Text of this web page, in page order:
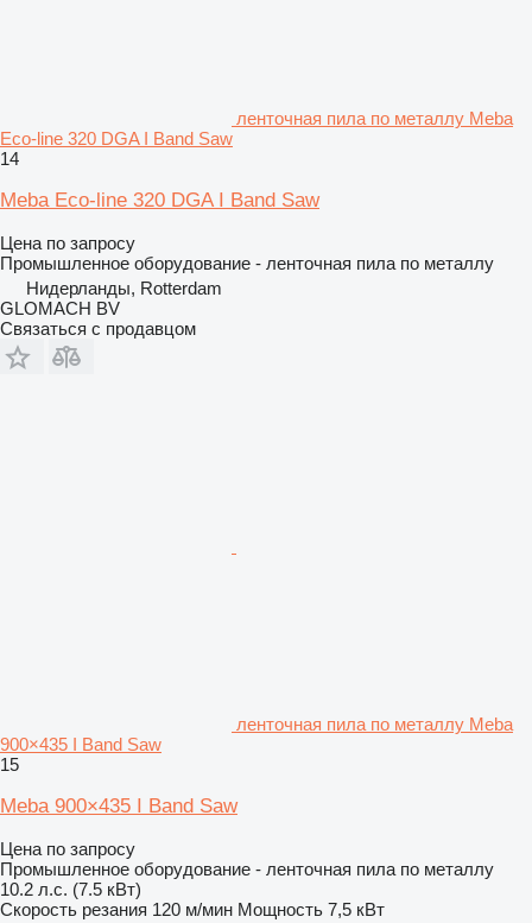
ленточная пила по металлу Meba
Eco-line 320 DGA I Band Saw
14
Meba Eco-line 320 DGA I Band Saw
Цена по запросу
Промышленное оборудование - ленточная пила по металлу
Нидерланды, Rotterdam
GLOMACH BV
Связаться с продавцом
ленточная пила по металлу Meba
900×435 I Band Saw
15
Meba 900×435 I Band Saw
Цена по запросу
Промышленное оборудование - ленточная пила по металлу
10.2 л.с. (7.5 кВт)
Скорость резания 120 м/мин Мощность 7,5 кВт